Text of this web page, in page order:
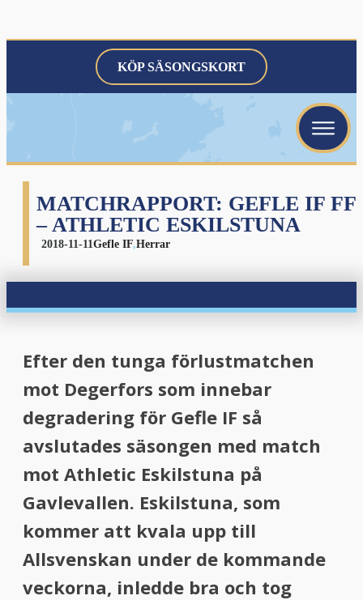
KÖP SÄSONGSKORT
MATCHRAPPORT: GEFLE IF FF
– ATHLETIC ESKILSTUNA
2018-11-11Gefle IF,Herrar
Efter den tunga förlustmatchen
mot Degerfors som innebar
degradering för Gefle IF så
avslutades säsongen med match
mot Athletic Eskilstuna på
Gavlevallen. Eskilstuna, som
kommer att kvala upp till
Allsvenskan under de kommande
veckorna, inledde bra och tog